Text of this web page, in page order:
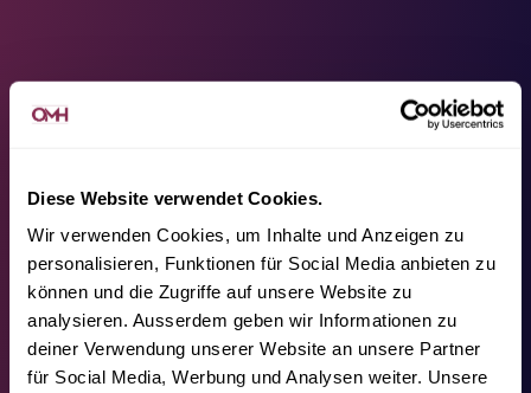
Diese Website verwendet Cookies.
Wir verwenden Cookies, um Inhalte und Anzeigen zu
personalisieren, Funktionen für Social Media anbieten zu
können und die Zugriffe auf unsere Website zu
analysieren. Ausserdem geben wir Informationen zu
deiner Verwendung unserer Website an unsere Partner
für Social Media, Werbung und Analysen weiter. Unsere